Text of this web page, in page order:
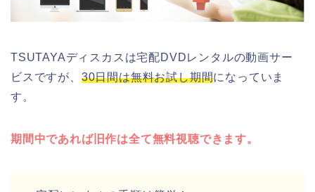
TSUTAYAディスカスは宅配DVDレンタルの動画サー
ビスですが、 30日間は無料お試し期間になっていま
す。
期間中であれば旧作は全て無料視聴できます。